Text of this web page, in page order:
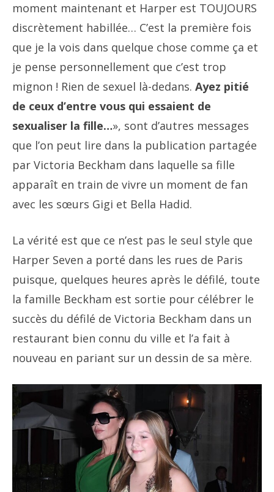
moment maintenant et Harper est TOUJOURS
discrètement habillée… C’est la première fois
que je la vois dans quelque chose comme ça et
je pense personnellement que c’est trop
mignon ! Rien de sexuel là-dedans. Ayez pitié
de ceux d’entre vous qui essaient de
sexualiser la fille…», sont d’autres messages
que l’on peut lire dans la publication partagée
par Victoria Beckham dans laquelle sa fille
apparaît en train de vivre un moment de fan
avec les sœurs Gigi et Bella Hadid.
La vérité est que ce n’est pas le seul style que
Harper Seven a porté dans les rues de Paris
puisque, quelques heures après le défilé, toute
la famille Beckham est sortie pour célébrer le
succès du défilé de Victoria Beckham dans un
restaurant bien connu du ville et l’a fait à
nouveau en pariant sur un dessin de sa mère.